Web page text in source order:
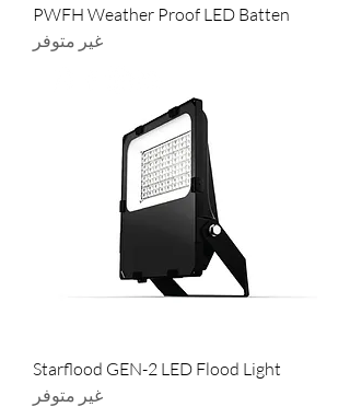
PWFH Weather Proof LED Batten
غير متوفر
Starflood GEN-2 LED Flood Light
غير متوفر